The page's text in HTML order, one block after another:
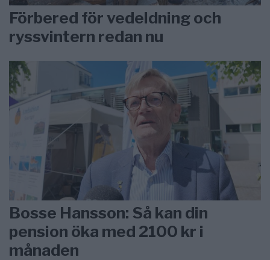
Förbered för vedeldning och
ryssvintern redan nu
Bosse Hansson: Så kan din
pension öka med 2100 kr i
månaden